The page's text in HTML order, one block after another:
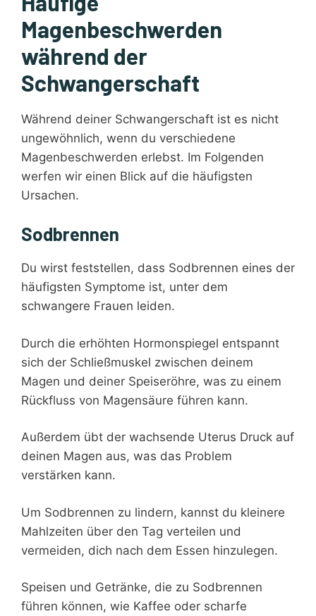
Magenbeschwerden
während der
Schwangerschaft
Während deiner Schwangerschaft ist es nicht
ungewöhnlich, wenn du verschiedene
Magenbeschwerden erlebst. Im Folgenden
werfen wir einen Blick auf die häufigsten
Ursachen.
Sodbrennen
Du wirst feststellen, dass Sodbrennen eines der
häufigsten Symptome ist, unter dem
schwangere Frauen leiden.
Durch die erhöhten Hormonspiegel entspannt
sich der Schließmuskel zwischen deinem
Magen und deiner Speiseröhre, was zu einem
Rückfluss von Magensäure führen kann.
Außerdem übt der wachsende Uterus Druck auf
deinen Magen aus, was das Problem
verstärken kann.
Um Sodbrennen zu lindern, kannst du kleinere
Mahlzeiten über den Tag verteilen und
vermeiden, dich nach dem Essen hinzulegen.
Speisen und Getränke, die zu Sodbrennen
führen können, wie Kaffee oder scharfe